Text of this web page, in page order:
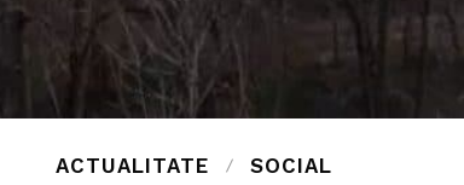
ACTUALITATE SOCIAL